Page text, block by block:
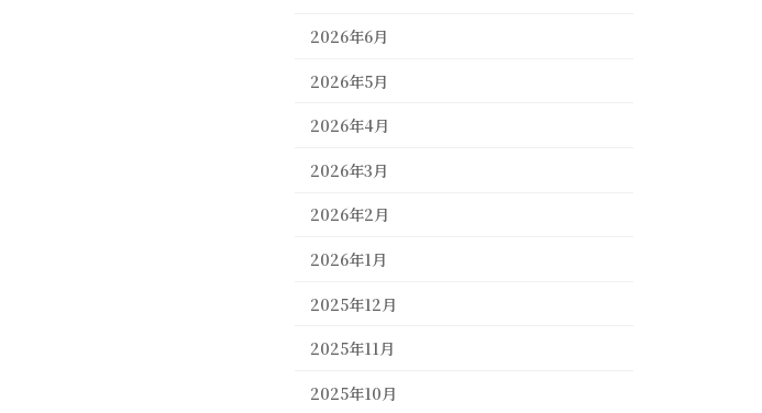
2026年6月
2026年5月
2026年4月
2026年3月
2026年2月
2026年1月
2025年12月
2025年11月
2025年10月